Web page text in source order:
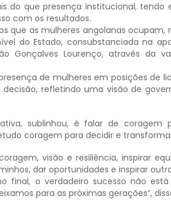
do que presença institucional, tendo
com os resultados.
que as mulheres angolanas ocupam,
do Estado, consubstanciada na
Gonçalves Lourenço, através da
de mulheres em posições de
refletindo uma visão de
sublinhou, é falar de coragem
coragem para decidir e
visão e resiliência, inspirar
dar oportunidades e inspirar
final, o verdadeiro sucesso não
para as próximas gerações”,